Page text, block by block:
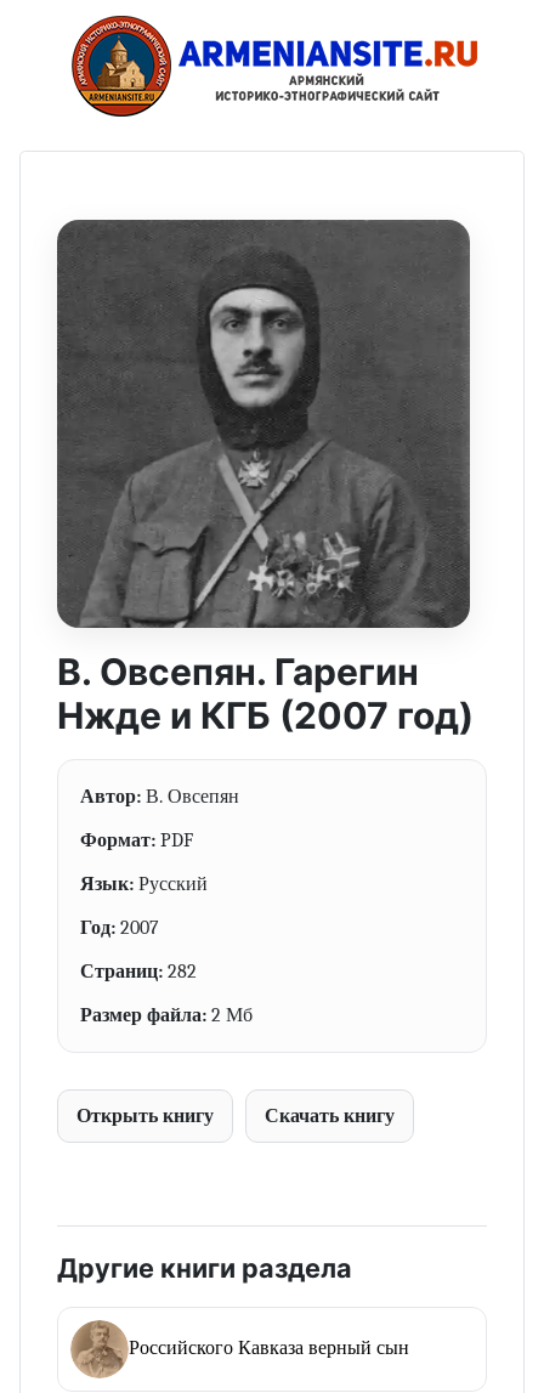
В. Овсепян. Гарегин
Нжде и КГБ (2007 год)
Автор: В. Овсепян
Формат: PDF
Язык: Русский
Год: 2007
Страниц: 282
Размер файла: 2 Мб
Открыть книгу Скачать книгу
Другие книги раздела
Российского Кавказа верный сын